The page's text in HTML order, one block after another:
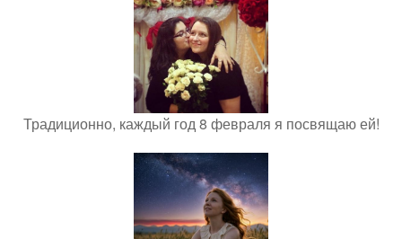
Традиционно, каждый год 8 февраля я посвящаю ей!